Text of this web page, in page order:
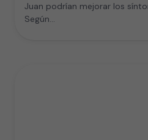
Juan podrían mejorar los
Según…